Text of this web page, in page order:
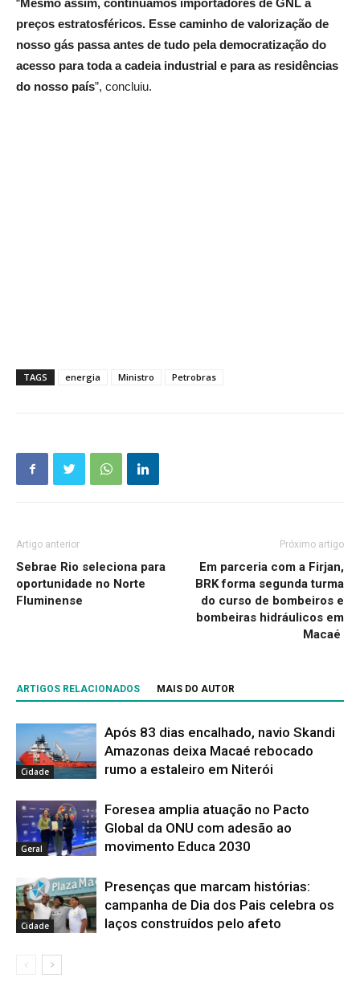
“Mesmo assim, continuamos importadores de GNL a
preços estratosféricos. Esse caminho de valorização de
nosso gás passa antes de tudo pela democratização do
acesso para toda a cadeia industrial e para as residências
do nosso país”, concluiu.
TAGS energia Ministro Petrobras
Artigo anterior
Sebrae Rio seleciona para
oportunidade no Norte
Fluminense
Próximo artigo
Em parceria com a Firjan,
BRK forma segunda turma
do curso de bombeiros e
bombeiras hidráulicos em
Macaé
ARTIGOS RELACIONADOS MAIS DO AUTOR
Cidade
Após 83 dias encalhado, navio Skandi
Amazonas deixa Macaé rebocado
rumo a estaleiro em Niterói
Geral
Foresea amplia atuação no Pacto
Global da ONU com adesão ao
movimento Educa 2030
Cidade
Presenças que marcam histórias:
campanha de Dia dos Pais celebra os
laços construídos pelo afeto